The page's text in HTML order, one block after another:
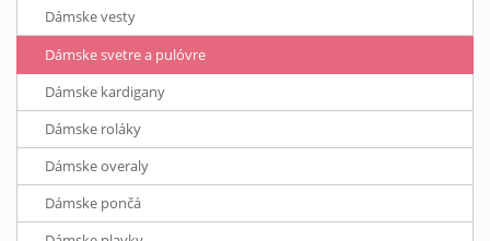
Dámske vesty
Dámske svetre a pulóvre
Dámske kardigany
Dámske roláky
Dámske overaly
Dámske pončá